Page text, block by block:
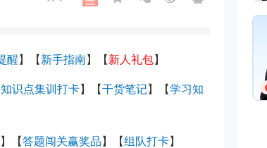
醒 】 【 新手指南】 【 新人礼包】
知识点集训打卡】【干货笔记】 【学习知
】 【答题闯关赢奖品 】【组队打卡】